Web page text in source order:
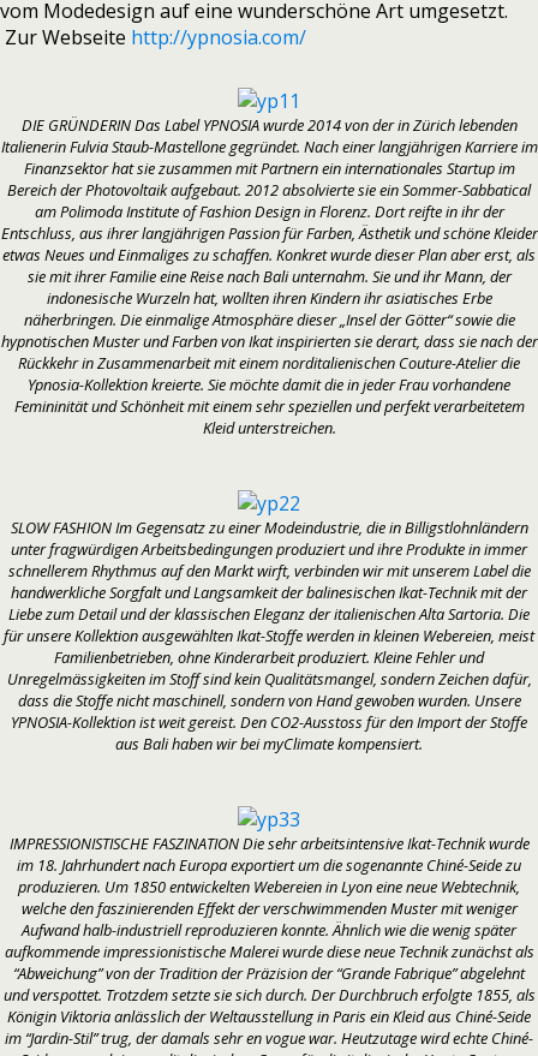
vom Modedesign auf eine wunderschöne Art umgesetzt.
Zur Webseite http://ypnosia.com/
DIE GRÜNDERIN Das Label YPNOSIA wurde 2014 von der in Zürich lebenden
Italienerin Fulvia Staub-Mastellone gegründet. Nach einer langjährigen Karriere im
Finanzsektor hat sie zusammen mit Partnern ein internationales Startup im
Bereich der Photovoltaik aufgebaut. 2012 absolvierte sie ein Sommer-Sabbatical
am Polimoda Institute of Fashion Design in Florenz. Dort reifte in ihr der
Entschluss, aus ihrer langjährigen Passion für Farben, Ästhetik und schöne Kleider
etwas Neues und Einmaliges zu schaffen. Konkret wurde dieser Plan aber erst, als
sie mit ihrer Familie eine Reise nach Bali unternahm. Sie und ihr Mann, der
indonesische Wurzeln hat, wollten ihren Kindern ihr asiatisches Erbe
näherbringen. Die einmalige Atmosphäre dieser „Insel der Götter“ sowie die
hypnotischen Muster und Farben von Ikat inspirierten sie derart, dass sie nach der
Rückkehr in Zusammenarbeit mit einem norditalienischen Couture-Atelier die
Ypnosia-Kollektion kreierte. Sie möchte damit die in jeder Frau vorhandene
Femininität und Schönheit mit einem sehr speziellen und perfekt verarbeitetem
Kleid unterstreichen.
SLOW FASHION Im Gegensatz zu einer Modeindustrie, die in Billigstlohnländern
unter fragwürdigen Arbeitsbedingungen produziert und ihre Produkte in immer
schnellerem Rhythmus auf den Markt wirft, verbinden wir mit unserem Label die
handwerkliche Sorgfalt und Langsamkeit der balinesischen Ikat-Technik mit der
Liebe zum Detail und der klassischen Eleganz der italienischen Alta Sartoria. Die
für unsere Kollektion ausgewählten Ikat-Stoffe werden in kleinen Webereien, meist
Familienbetrieben, ohne Kinderarbeit produziert. Kleine Fehler und
Unregelmässigkeiten im Stoff sind kein Qualitätsmangel, sondern Zeichen dafür,
dass die Stoffe nicht maschinell, sondern von Hand gewoben wurden. Unsere
YPNOSIA-Kollektion ist weit gereist. Den CO2-Ausstoss für den Import der Stoffe
aus Bali haben wir bei myClimate kompensiert.
IMPRESSIONISTISCHE FASZINATION Die sehr arbeitsintensive Ikat-Technik wurde
im 18. Jahrhundert nach Europa exportiert um die sogenannte Chiné-Seide zu
produzieren. Um 1850 entwickelten Webereien in Lyon eine neue Webtechnik,
welche den faszinierenden Effekt der verschwimmenden Muster mit weniger
Aufwand halb-industriell reproduzieren konnte. Ähnlich wie die wenig später
aufkommende impressionistische Malerei wurde diese neue Technik zunächst als
“Abweichung” von der Tradition der Präzision der “Grande Fabrique” abgelehnt
und verspottet. Trotzdem setzte sie sich durch. Der Durchbruch erfolgte 1855, als
Königin Viktoria anlässlich der Weltausstellung in Paris ein Kleid aus Chiné-Seide
im “Jardin-Stil” trug, der damals sehr en vogue war. Heutzutage wird echte Chiné-